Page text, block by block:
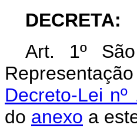
DECRETA:
Art. 1º
Decreto-Lei
do anexo a